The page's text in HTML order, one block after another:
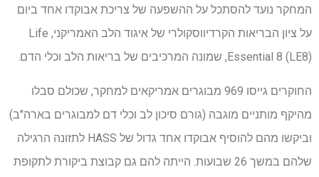
המחקר נועד להסתכל על ההשפעה של צריכת אבוקדו אחד ביום
על ציון הבריאות הקרדיווסקולרי של איגוד הלב האמריקני, Life
Essential 8 (LE8), שמונה המרכיבים של בריאות הלב וכלי הדם.
החוקרים גייסו 969 מבוגרים אמריקאים למחקר, שכולם סבלו
מהיקף מותניים מוגבה (גורם סיכון לב וכלי דם למבוגרים בארה"ב)
וביקשו מהם להוסיף אבוקדו אחד גדול של HASS לתזונה הרגילה
שלהם במשך 26 שבועות. הייתה להם גם קבוצת ביקורת לתקופת